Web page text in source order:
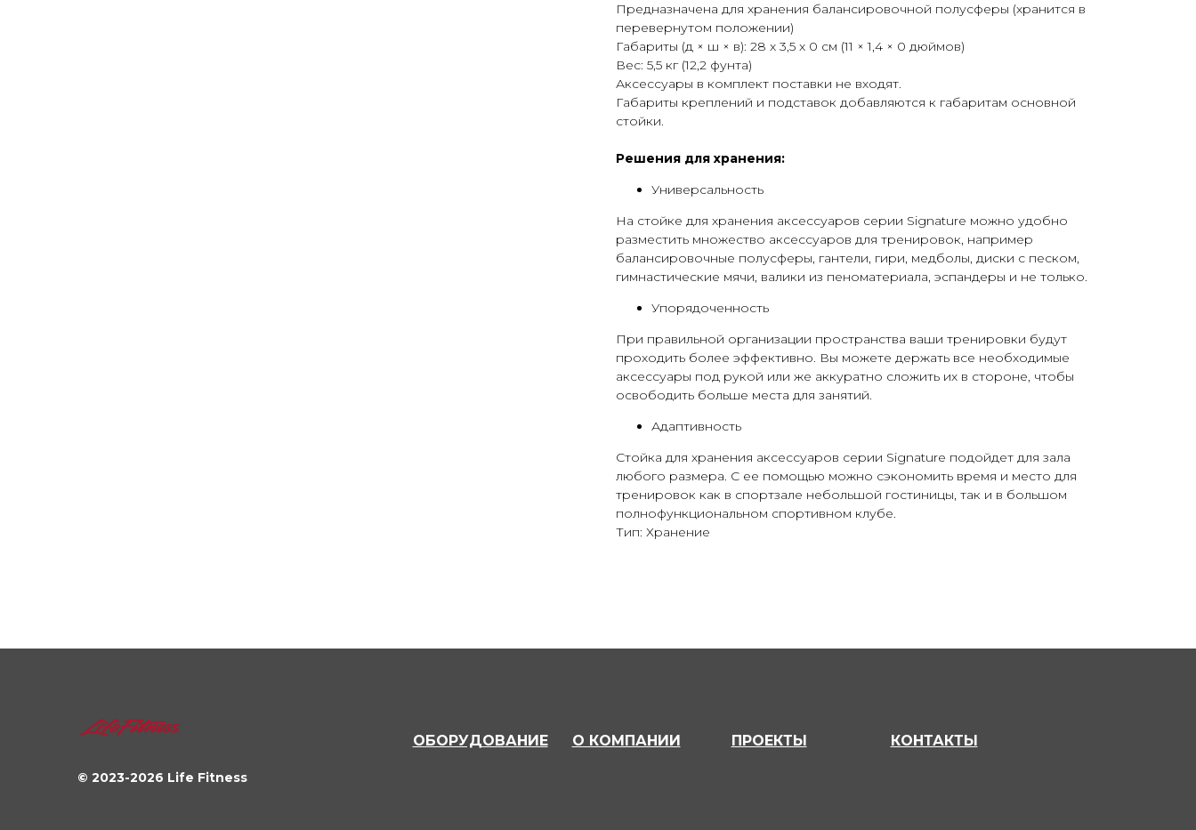
Предназначена для хранения балансировочной полусферы (хранится в
перевернутом положении)
Габариты (д × ш × в): 28 x 3,5 x 0 см (11 × 1,4 × 0 дюймов)
Вес: 5,5 кг (12,2 фунта)
Аксессуары в комплект поставки не входят.
Габариты креплений и подставок добавляются к габаритам основной
стойки.
Решения для хранения:
Универсальность
На стойке для хранения аксессуаров серии Signature можно удобно
разместить множество аксессуаров для тренировок, например
балансировочные полусферы, гантели, гири, медболы, диски с песком,
гимнастические мячи, валики из пеноматериала, эспандеры и не только.
Упорядоченность
При правильной организации пространства ваши тренировки будут
проходить более эффективно. Вы можете держать все необходимые
аксессуары под рукой или же аккуратно сложить их в стороне, чтобы
освободить больше места для занятий.
Адаптивность
Стойка для хранения аксессуаров серии Signature подойдет для зала
любого размера. С ее помощью можно сэкономить время и место для
тренировок как в спортзале небольшой гостиницы, так и в большом
полнофункциональном спортивном клубе.
Тип: Хранение
© 2023-2026 Life Fitness
ОБОРУДОВАНИЕ О КОМПАНИИ ПРОЕКТЫ КОНТАКТЫ